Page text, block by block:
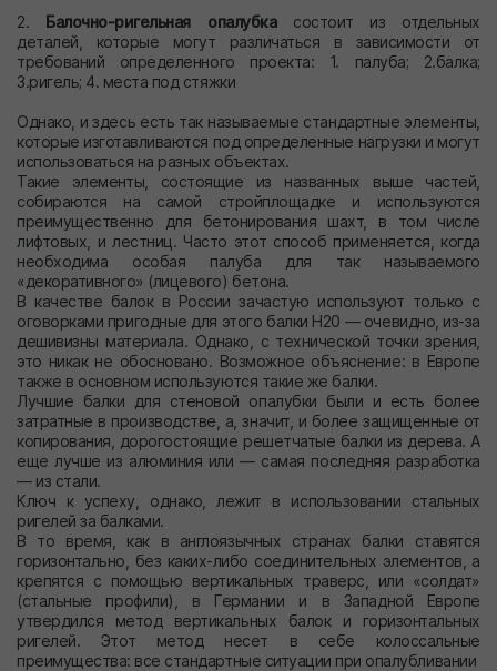
2. Балочно-ригельная опалубка состоит из отдельных
деталей, которые могут различаться в зависимости от
требований определенного проекта: 1. палуба; 2.балка;
3.ригель; 4. места под стяжки
Однако, и здесь есть так называемые стандартные элементы,
которые изготавливаются под определенные нагрузки и могут
использоваться на разных объектах.
Такие элементы, состоящие из названных выше частей,
собираются на самой стройплощадке и используются
преимущественно для бетонирования шахт, в том числе
лифтовых, и лестниц. Часто этот способ применяется, когда
необходима особая палуба для так называемого
«декоративного» (лицевого) бетона.
В качестве балок в России зачастую используют только с
оговорками пригодные для этого балки Н20 — очевидно, из-за
дешивизны материала. Однако, с технической точки зрения,
это никак не обосновано. Возможное объяснение: в Европе
также в основном используются такие же балки.
Лучшие балки для стеновой опалубки были и есть более
затратные в производстве, а, значит, и более защищенные от
копирования, дорогостоящие решетчатые балки из дерева. А
еще лучше из алюминия или — самая последняя разработка
— из стали.
Ключ к успеху, однако, лежит в использовании стальных
ригелей за балками.
В то время, как в англоязычных странах балки ставятся
горизонтально, без каких-либо соединительных элементов, а
крепятся с помощью вертикальных траверс, или «солдат»
(стальные профили), в Германии и в Западной Европе
утвердился метод вертикальных балок и горизонтальных
ригелей. Этот метод несет в себе колоссальные
преимущества: все стандартные ситуации при опалубливании